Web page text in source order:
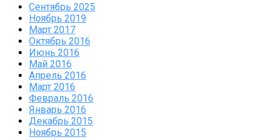
Сентябрь 2025
Ноябрь 2019
Март 2017
Октябрь 2016
Июнь 2016
Май 2016
Апрель 2016
Март 2016
Февраль 2016
Январь 2016
Декабрь 2015
Ноябрь 2015